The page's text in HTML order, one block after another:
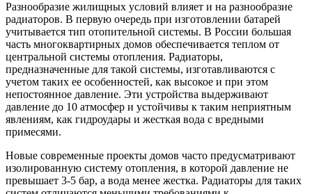
Разнообразие жилищных условий влияет и на разнообразие
радиаторов. В первую очередь при изготовлении батарей
учитывается тип отопительной системы. В России большая
часть многоквартирных домов обеспечивается теплом от
центральной системы отопления. Радиаторы,
предназначенные для такой системы, изготавливаются с
учетом таких ее особенностей, как высокое и при этом
непостоянное давление. Эти устройства выдерживают
давление до 10 атмосфер и устойчивы к таким неприятным
явлениям, как гидроудары и жесткая вода с вредными
примесями.
Новые современные проекты домов часто предусматривают
изолированную систему отопления, в которой давление не
превышает 3-5 бар, а вода менее жестка. Радиаторы для таких